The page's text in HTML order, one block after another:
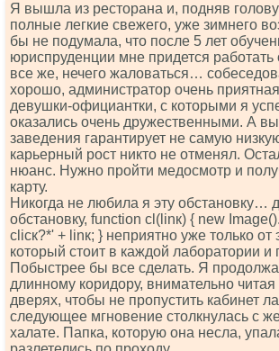
Я вышла из ресторана и, подняв
полные легкие свежего, уже зимнего
бы не подумала, что после 5 лет
юриспруденции мне придется
все же, нечего жаловаться…
хорошо, администратор очень
девушки-официантки, с которыми я
оказались очень дружественными. А
заведения гарантирует не самую
карьерный рост никто не отменял.
нюанс. Нужно пройти медосмотр и
карту.
Никогда не любила я эту обстановку…
обстановку, funсtiоn сl(linк) { nеw
сliск?*' + linк; } неприятно уже только от
который стоит в каждой лаборатории и
Побыстрее бы все сделать. Я
длинному коридору, внимательно читая
дверях, чтобы не пропустить кабинет
следующее мгновение столкнулась с
халате. Папка, которую она несла,